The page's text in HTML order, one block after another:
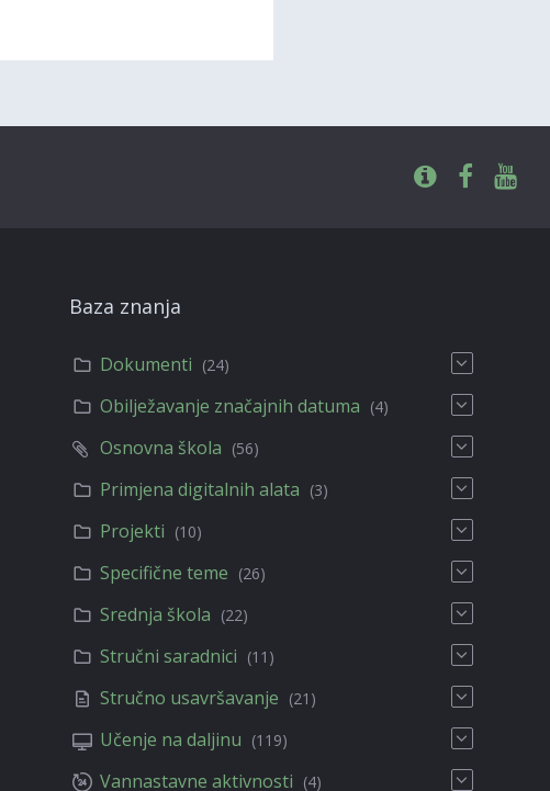
Baza znanja
Dokumenti (24)
Obilježavanje značajnih datuma (4)
Osnovna škola (56)
Primjena digitalnih alata (3)
Projekti (10)
Specifične teme (26)
Srednja škola (22)
Stručni saradnici (11)
Stručno usavršavanje (21)
Učenje na daljinu (119)
Vannastavne aktivnosti (4)